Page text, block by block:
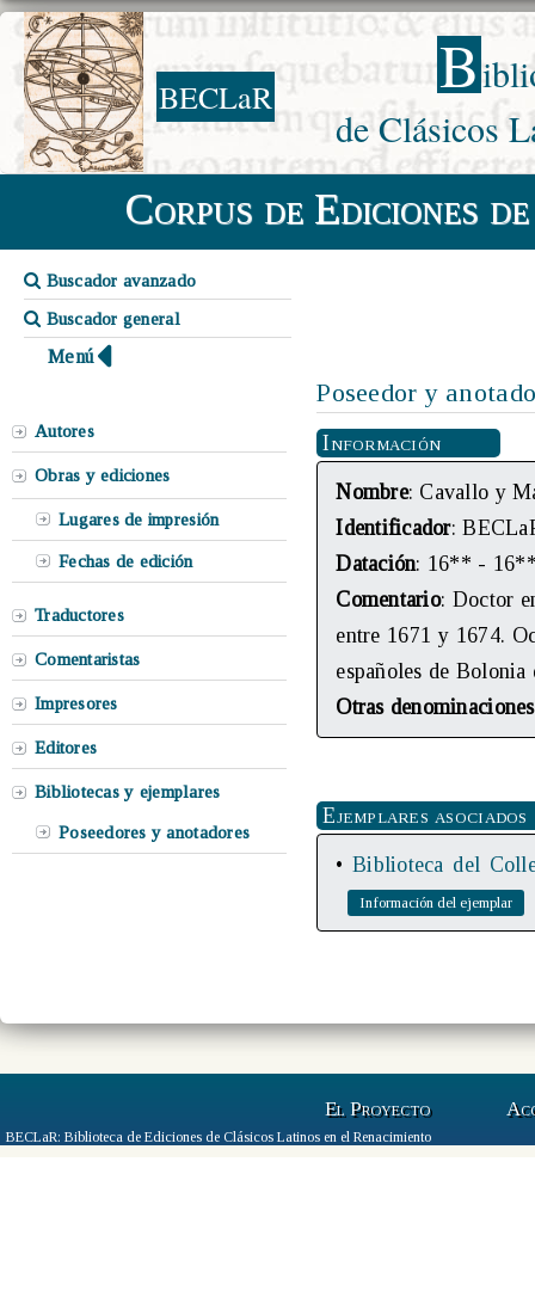
BECLaR B
de Clásicos
Corpus de Ediciones
Buscador avanzado
Buscador general
Menú
Autores
Obras y ediciones
Lugares de impresión
Fechas de edición
Traductores
Comentaristas
Impresores
Editores
Bibliotecas y ejemplares
Poseedores y anotadores
Poseedor y
Información
Nombre: Cavallo y
Identificador:
Datación: 16** -
Comentario: Doctor
entre 1671 y 1674.
españoles de
Otras denominaciones
Ejemplares asociados
•Biblioteca del
El Proyecto
BECLaR: Biblioteca de Ediciones de Clásicos Latinos en el Renacimiento